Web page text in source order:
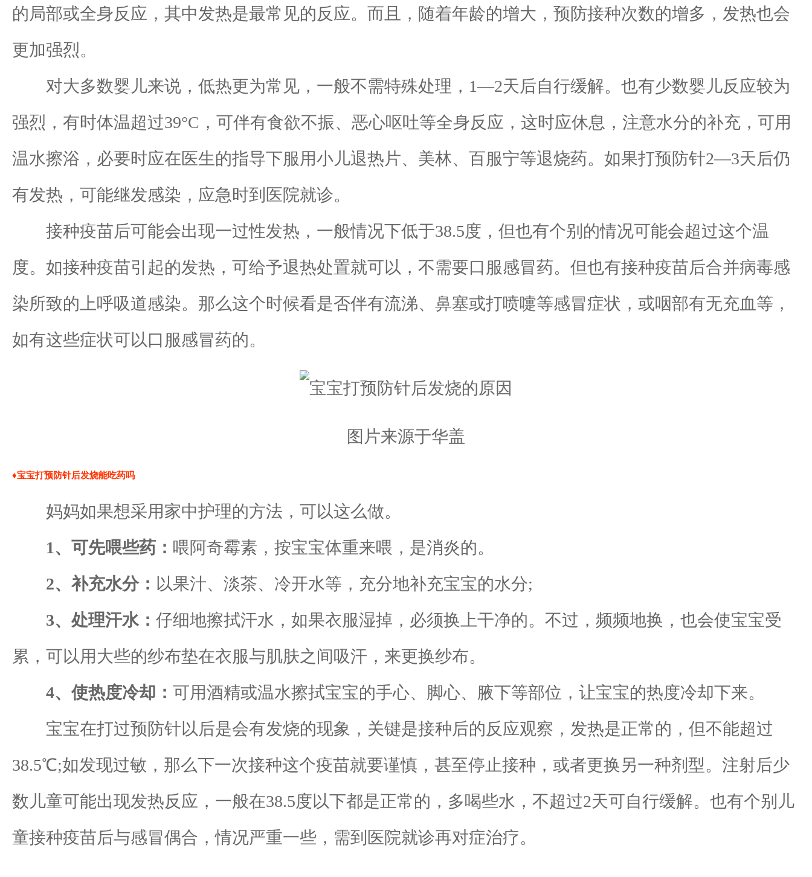
的局部或全身反应，其中发热是最常见的反应。而且，随着年龄的增大，预防接种次数的增多，发热也会
更加强烈。
对大多数婴儿来说，低热更为常见，一般不需特殊处理，1—2天后自行缓解。也有少数婴儿反应较为
强烈，有时体温超过39°C，可伴有食欲不振、恶心呕吐等全身反应，这时应休息，注意水分的补充，可用
温水擦浴，必要时应在医生的指导下服用小儿退热片、美林、百服宁等退烧药。如果打预防针2—3天后仍
有发热，可能继发感染，应急时到医院就诊。
接种疫苗后可能会出现一过性发热，一般情况下低于38.5度，但也有个别的情况可能会超过这个温
度。如接种疫苗引起的发热，可给予退热处置就可以，不需要口服感冒药。但也有接种疫苗后合并病毒感
染所致的上呼吸道感染。那么这个时候看是否伴有流涕、鼻塞或打喷嚏等感冒症状，或咽部有无充血等，
如有这些症状可以口服感冒药的。
图片来源于华盖
♦宝宝打预防针后发烧能吃药吗
妈妈如果想采用家中护理的方法，可以这么做。
1、可先喂些药： 喂阿奇霉素，按宝宝体重来喂，是消炎的。
2、补充水分： 以果汁、淡茶、冷开水等，充分地补充宝宝的水分;
3、处理汗水： 仔细地擦拭汗水，如果衣服湿掉，必须换上干净的。不过，频频地换，也会使宝宝受
累，可以用大些的纱布垫在衣服与肌肤之间吸汗，来更换纱布。
4、使热度冷却： 可用酒精或温水擦拭宝宝的手心、脚心、腋下等部位，让宝宝的热度冷却下来。
宝宝在打过预防针以后是会有发烧的现象，关键是接种后的反应观察，发热是正常的，但不能超过
38.5℃;如发现过敏，那么下一次接种这个疫苗就要谨慎，甚至停止接种，或者更换另一种剂型。注射后少
数儿童可能出现发热反应，一般在38.5度以下都是正常的，多喝些水，不超过2天可自行缓解。也有个别儿
童接种疫苗后与感冒偶合，情况严重一些，需到医院就诊再对症治疗。